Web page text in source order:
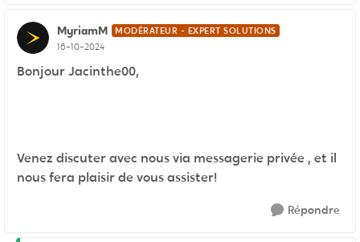
MyriamM MODÉRATEUR - EXPERT SOLUTIONS
16-10-2024
Bonjour Jacinthe00,
Venez discuter avec nous via messagerie privée , et il
nous fera plaisir de vous assister!
Répondre